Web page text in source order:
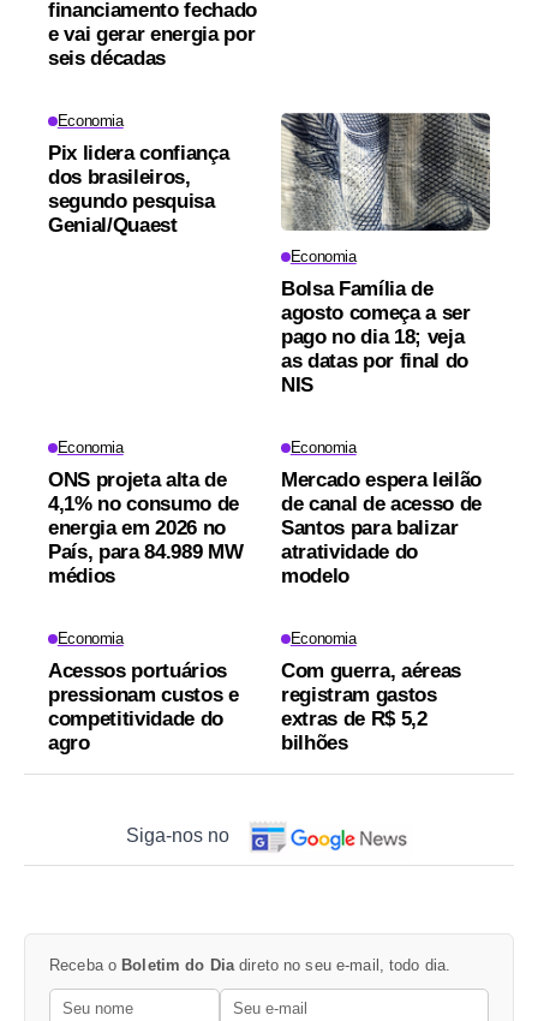
financiamento fechado
e vai gerar energia por
seis décadas
Economia
Pix lidera confiança
dos brasileiros,
segundo pesquisa
Genial/Quaest
Economia
Bolsa Família de
agosto começa a ser
pago no dia 18; veja
as datas por final do
NIS
Economia
ONS projeta alta de
4,1% no consumo de
energia em 2026 no
País, para 84.989 MW
médios
Economia
Mercado espera leilão
de canal de acesso de
Santos para balizar
atratividade do
modelo
Economia
Acessos portuários
pressionam custos e
competitividade do
agro
Economia
Com guerra, aéreas
registram gastos
extras de R$ 5,2
bilhões
Siga-nos no
Receba o Boletim do Diadireto no seu e-mail, todo dia.